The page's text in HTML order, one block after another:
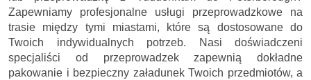
Zapewniamy profesjonalne usługi przeprowadzkowe na
trasie między tymi miastami, które są dostosowane do
Twoich indywidualnych potrzeb. Nasi doświadczeni
specjaliści od przeprowadzek zapewnią dokładne
pakowanie i bezpieczny załadunek Twoich przedmiotów, a